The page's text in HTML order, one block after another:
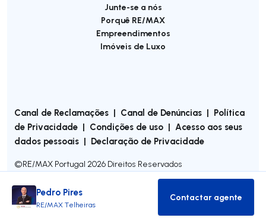
Junte-se a nós
Porquê RE/MAX
Empreendimentos
Imóveis de Luxo
Canal de Reclamações | Canal de Denúncias | Política
de Privacidade | Condições de uso | Acesso aos seus
dados pessoais | Declaração de Privacidade
©RE/MAX Portugal 2026 Direitos Reservados
Pedro Pires
RE/MAX Telheiras Contactar
Contactar agente